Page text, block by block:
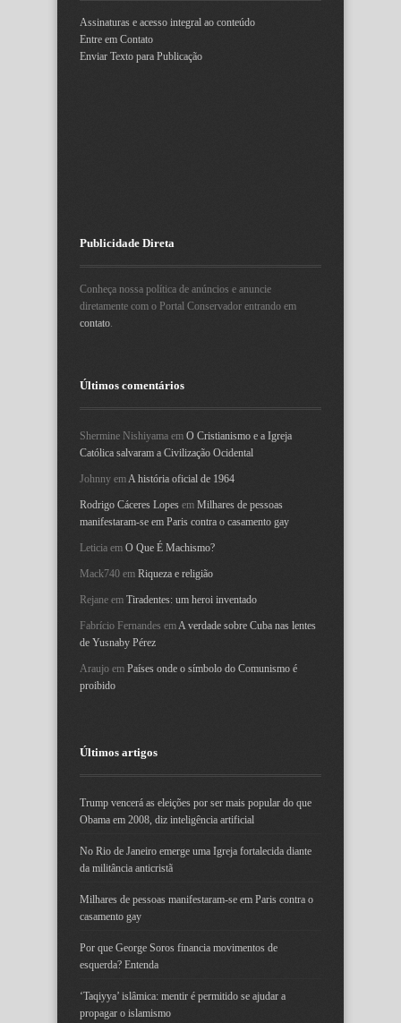
Assinaturas e acesso integral ao conteúdo
Entre em Contato
Enviar Texto para Publicação
Publicidade Direta
Conheça nossa política de anúncios e anuncie
diretamente com o Portal Conservador entrando em
contato.
Últimos comentários
Shermine Nishiyama em O Cristianismo e a Igreja
Católica salvaram a Civilização Ocidental
Johnny emA história oficial de 1964
Rodrigo Cáceres Lopes em Milhares de pessoas
manifestaram-se em Paris contra o casamento gay
Leticia em O Que É Machismo?
Mack740 em Riqueza e religião
Rejane em Tiradentes: um heroi inventado
Fabrício Fernandes emA verdade sobre Cuba nas lentes
de Yusnaby Pérez
Araujo em Países onde o símbolo do Comunismo é
proibido
Últimos artigos
Trump vencerá as eleições por ser mais popular do que
Obama em 2008, diz inteligência artificial
No Rio de Janeiro emerge uma Igreja fortalecida diante
da militância anticristã
Milhares de pessoas manifestaram-se em Paris contra o
casamento gay
Por que George Soros financia movimentos de
esquerda? Entenda
‘Taqiyya’ islâmica: mentir é permitido se ajudar a
propagar o islamismo